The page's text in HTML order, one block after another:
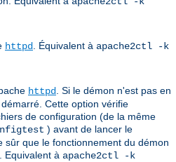
httpd. Équivalent à apache2ctl -k
httpd. Si le démon n'est pas en
Cette option vérifie
de configuration (de la même
) avant de lancer le
sûr que le fonctionnement du démon
Equivalent à apache2ctl -k